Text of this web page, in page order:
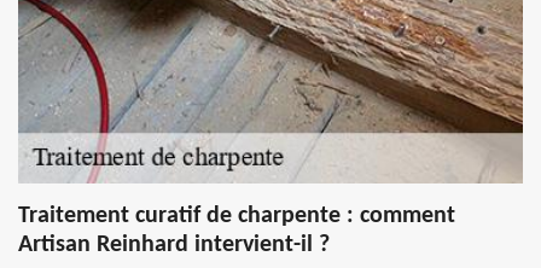
Traitement curatif de charpente : comment
Artisan Reinhard intervient-il ?